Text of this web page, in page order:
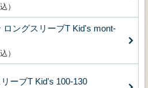
）
ロングスリーブT Kid's mont‐
）
ーブT Kid's 100-130